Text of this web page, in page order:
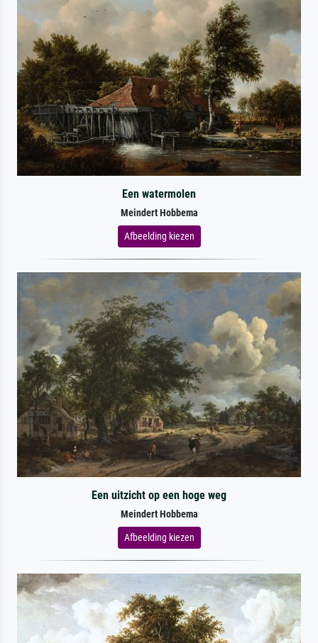
Een watermolen
Meindert Hobbema
Afbeelding kiezen
Een uitzicht op een hoge weg
Meindert Hobbema
Afbeelding kiezen